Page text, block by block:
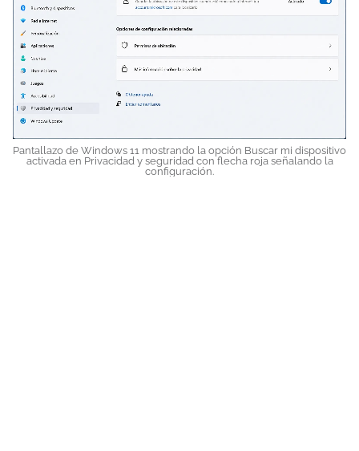
Pantallazo de Windows 11 mostrando la opción Buscar mi dispositivo
activada en Privacidad y seguridad con flecha roja señalando la
configuración.